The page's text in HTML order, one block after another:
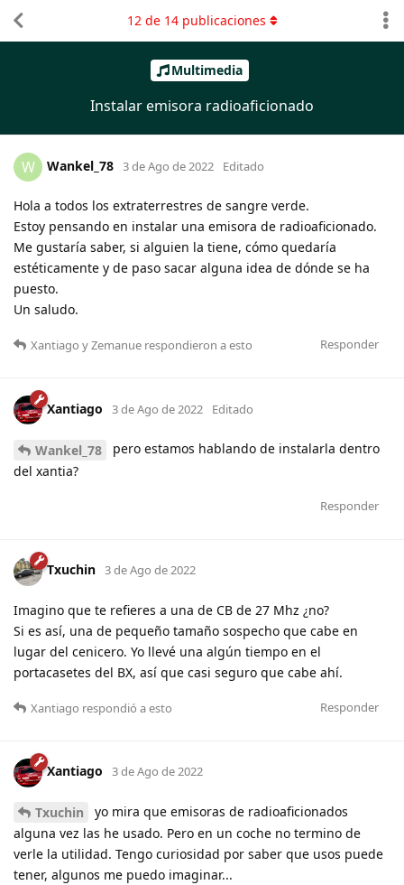
Multimedia
Instalar emisora radioaficionado
12de 14publicaciones
W Wankel_78 3 de Ago de 2022 Editado
Hola a todos los extraterrestres de sangre verde.
Estoy pensando en instalar una emisora de radioaficionado.
Me gustaría saber, si alguien la tiene, cómo quedaría
estéticamente y de paso sacar alguna idea de dónde se ha
puesto.
Un saludo.
Responder
Xantiago yZemanue respondieron a esto
Xantiago 3 de Ago de 2022 Editado
Wankel_78
pero estamos hablando de instalarla dentro
del xantia?
Responder
Txuchin 3 de Ago de 2022
Imagino que te refieres a una de CB de 27 Mhz ¿no?
Si es así, una de pequeño tamaño sospecho que cabe en
lugar del cenicero. Yo llevé una algún tiempo en el
portacasetes del BX, así que casi seguro que cabe ahí.
Responder
Xantiago respondió a esto
Xantiago 3 de Ago de 2022
Txuchin
yo mira que emisoras de radioaficionados
alguna vez las he usado. Pero en un coche no termino de
verle la utilidad. Tengo curiosidad por saber que usos puede
tener, algunos me puedo imaginar...